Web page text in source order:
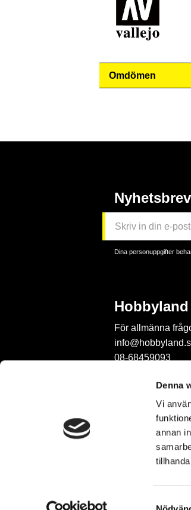
Denna
Vi
annan
Omdömen
Nyhetsbrev
Dina personuppgifter
För allmänna
08-68459093
08-68459093
vardagar mellan 9-